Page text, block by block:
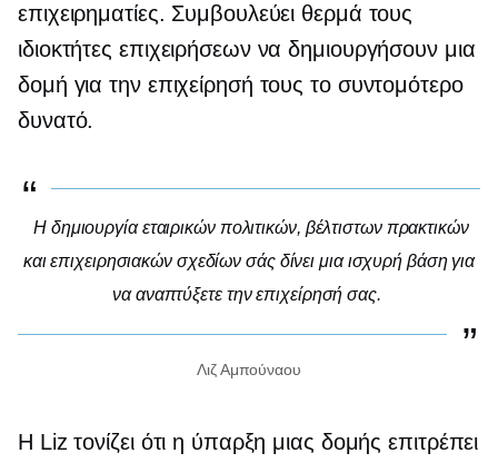
επιχειρηματίες. Συμβουλεύει θερμά τους
ιδιοκτήτες επιχειρήσεων να δημιουργήσουν μια
δομή για την επιχείρησή τους το συντομότερο
δυνατό.
Η δημιουργία εταιρικών πολιτικών, βέλτιστων πρακτικών
και επιχειρησιακών σχεδίων σάς δίνει μια ισχυρή βάση για
να αναπτύξετε την επιχείρησή σας.
Λιζ Αμπούναου
Η Liz τονίζει ότι η ύπαρξη μιας δομής επιτρέπει